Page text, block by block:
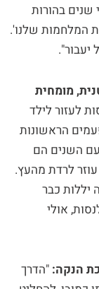
בהורות
המלחמות שלנו'.
מומחית
לעזור לילד
הראשונות
השנים הם
לרדת מהעץ.
יללות כבר
אולי
הנקה: "הדרך